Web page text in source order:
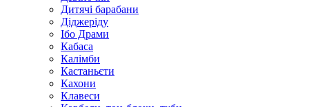
Дитячі барабани
Діджеріду
Ібо Драми
Кабаса
Калімби
Кастаньєти
Кахони
Клавеси